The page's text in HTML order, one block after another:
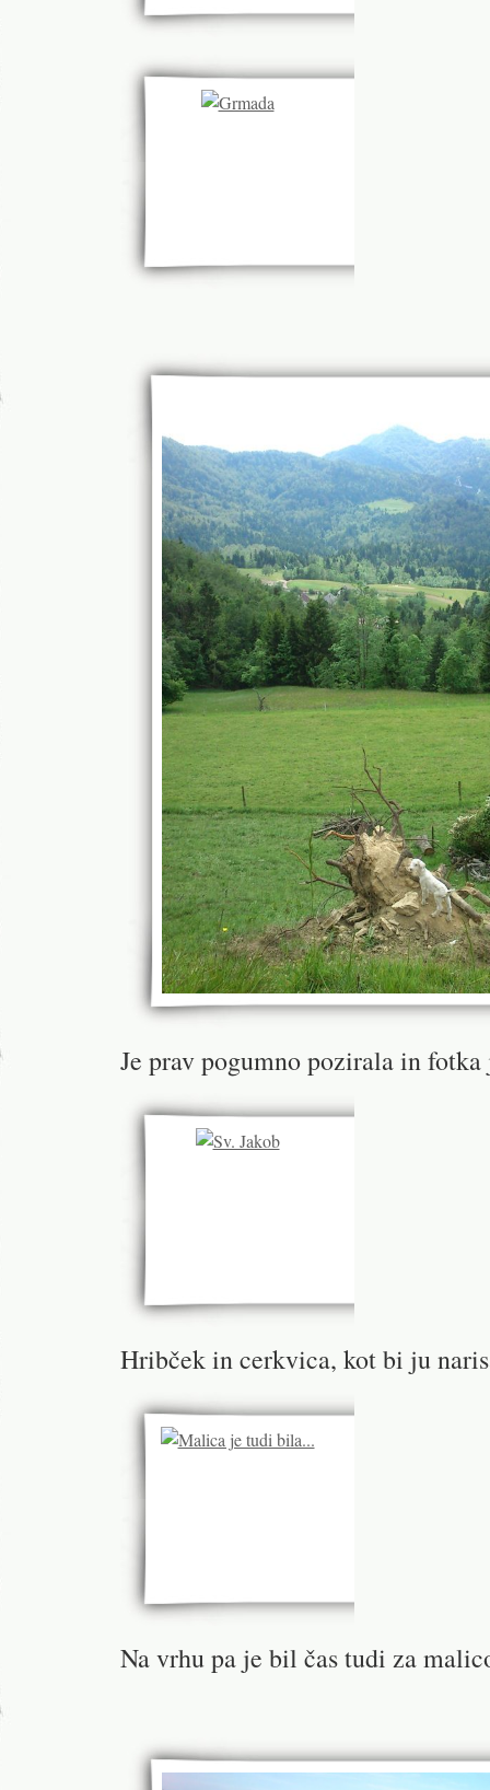
Je prav pogumno pozirala in
Hribček in cerkvica, kot bi ju
Na vrhu pa je bil čas tudi za